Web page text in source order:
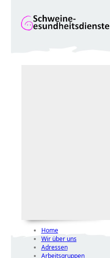
Home
Wir über uns
Adressen
Arbeitsgruppen